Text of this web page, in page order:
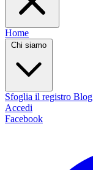
Home
Chi siamo
Sfoglia il registro Blog
Accedi
Facebook